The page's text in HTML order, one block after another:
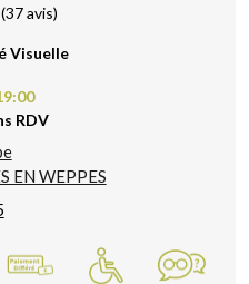
(37avis)
Visuelle
RDV
EN WEPPES